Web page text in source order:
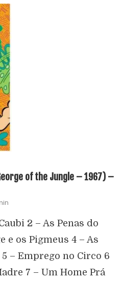
of the Jungle – 1967) –
2 – As Penas do
e os Pigmeus 4 – As
– Emprego no Circo 6
7 – Um Home Prá